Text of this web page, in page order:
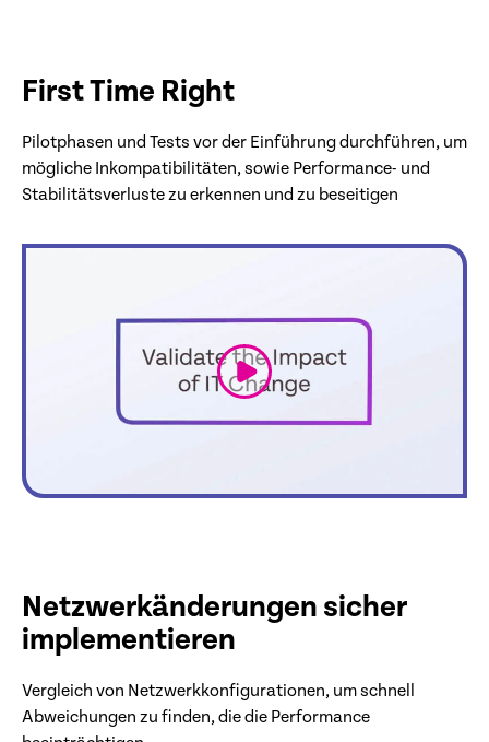
First Time Right
Pilotphasen und Tests vor der Einführung durchführen, um
mögliche Inkompatibilitäten, sowie Performance- und
Stabilitätsverluste zu erkennen und zu beseitigen
link
Netzwerkänderungen sicher
implementieren
Vergleich von Netzwerkkonfigurationen, um schnell
Abweichungen zu finden, die die Performance